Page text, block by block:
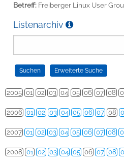
Betreff: Freiberger Linux User
Listenarchiv
2005 01 02 03 04 05 06 07 08
2006 01 02 03 04 05 06 07 08
2007 01 02 03 04 05 06 07 08
2008 01 02 03 04 05 06 07 08